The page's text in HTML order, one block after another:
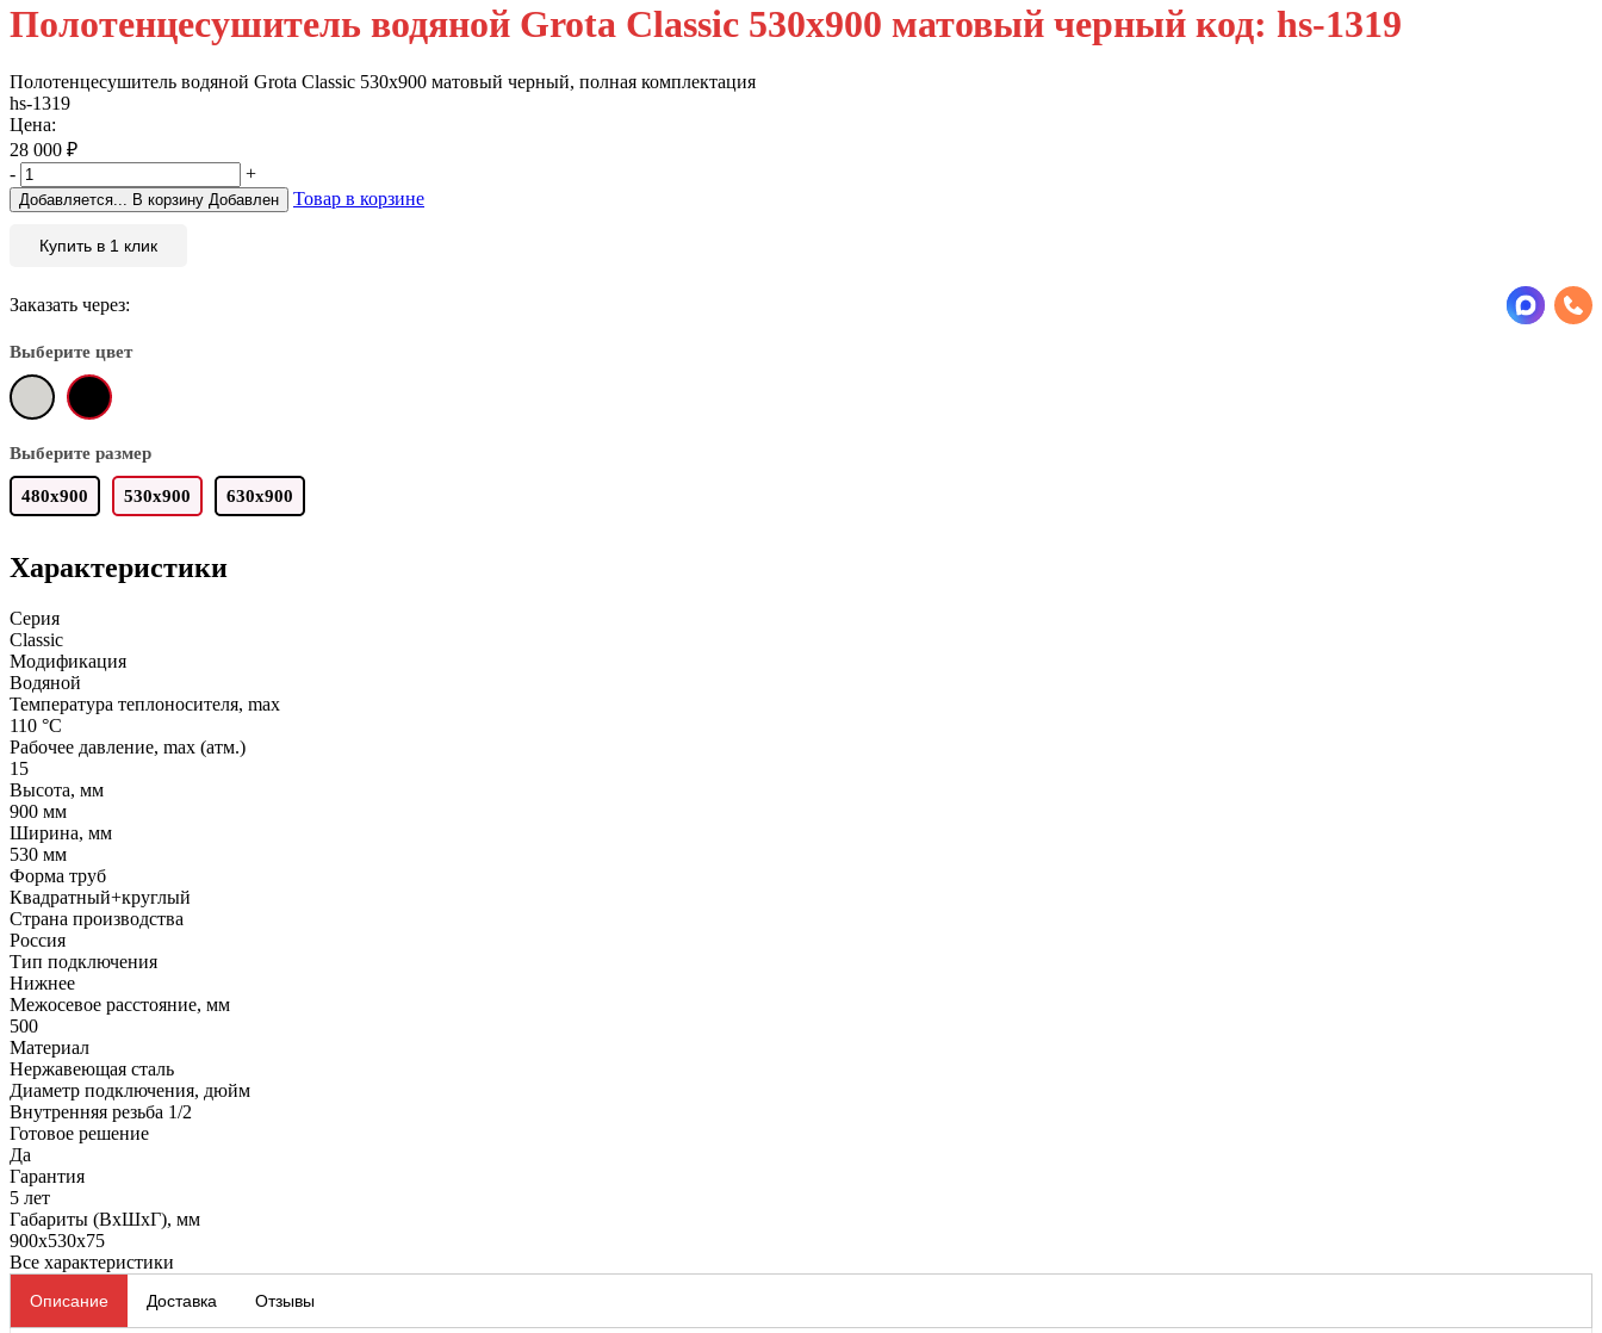
Полотенцесушитель водяной Grota Classic 530х900 матовый черный код: hs-1319
Полотенцесушитель водяной Grota Classic 530х900 матовый черный, полная комплектация
hs-1319
Цена:
28 000 ₽
-
+
Добавляется... В корзину Добавлен Товар в корзине
Купить в 1 клик
Заказать через:
Выберите цвет
Выберите размер
480x900 530х900 630х900
Характеристики
Серия
Classic
Модификация
Водяной
Температура теплоносителя, max
110 °C
Рабочее давление, max (атм.)
15
Высота, мм
900 мм
Ширина, мм
530 мм
Форма труб
Квадратный+круглый
Страна производства
Россия
Тип подключения
Нижнее
Межосевое расстояние, мм
500
Материал
Нержавеющая сталь
Диаметр подключения, дюйм
Внутренняя резьба 1/2
Готовое решение
Да
Гарантия
5 лет
Габариты (ВхШхГ), мм
900x530x75
Все характеристики
Описание Доставка Отзывы